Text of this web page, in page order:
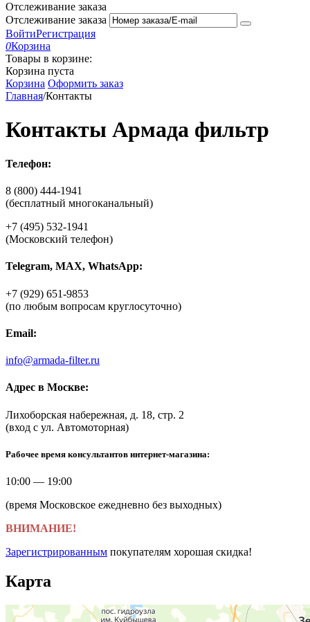
Отслеживание заказа
Отслеживание заказа
ВойтиРегистрация
0Корзина
Товары в корзине:
Корзина пуста
Корзина Оформить заказ
Главная/Контакты
Контакты Армада фильтр
Телефон:
8 (800) 444-1941
(бесплатный многоканальный)
+7 (495) 532-1941
(Московский телефон)
Telegram, MAX, WhatsApp:
+7 (929) 651-9853
(по любым вопросам круглосуточно)
Email:
info@armada-filter.ru
Адрес в Москве:
Лихоборская набережная, д. 18, стр. 2
(вход с ул. Автомоторная)
Рабочее время консультантов интернет-магазина:
10:00 — 19:00
(время Московское ежедневно без выходных)
ВНИМАНИЕ!
Зарегистрированным покупателям хорошая скидка!
Карта